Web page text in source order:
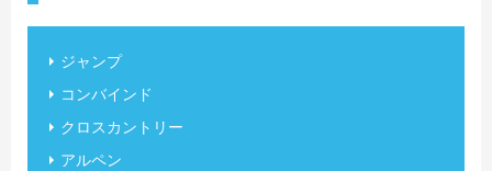
ジャンプ
コンバインド
クロスカントリー
アルペン